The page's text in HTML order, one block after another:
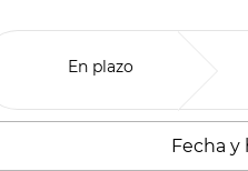
En plazo
Fecha y